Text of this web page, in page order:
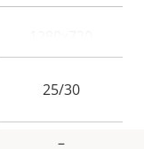
25/30
–